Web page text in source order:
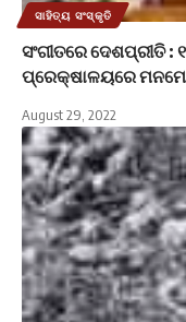
ସାହିତ୍ୟ ସଂସ୍କୃତି
ସଂଗୀତରେ ଦେଶପ୍ରୀତି
ପ୍ରେକ୍ଷାଳୟରେ
August 29, 2022